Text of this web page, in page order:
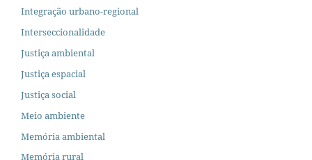
Integração urbano-regional
Interseccionalidade
Justiça ambiental
Justiça espacial
Justiça social
Meio ambiente
Memória ambiental
Memória rural